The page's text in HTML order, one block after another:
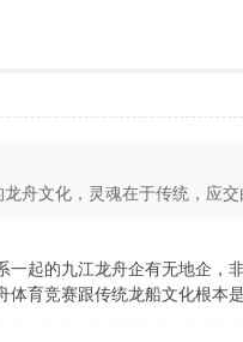
舟文化，灵魂在于传统，应
起的九江龙舟企有无地企，
育竞赛跟传统龙船文化根本